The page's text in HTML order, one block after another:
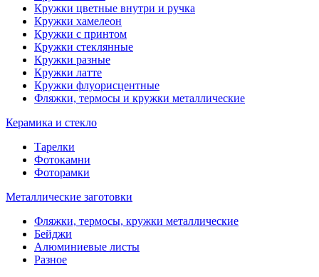
Кружки цветные внутри и ручка
Кружки хамелеон
Кружки c принтом
Кружки стеклянные
Кружки разные
Кружки латте
Кружки флуорисцентные
Фляжки, термосы и кружки металлические
Керамика и стекло
Тарелки
Фотокамни
Фоторамки
Металлические заготовки
Фляжки, термосы, кружки металлические
Бейджи
Алюминиевые листы
Разное